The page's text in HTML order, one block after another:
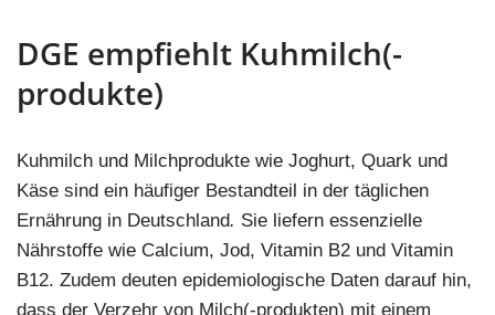
DGE empfiehlt Kuhmilch(-
produkte)
Kuhmilch und Milchprodukte wie Joghurt, Quark und
Käse sind ein häufiger Bestandteil in der täglichen
Ernährung in Deutschland. Sie liefern essenzielle
Nährstoffe wie Calcium, Jod, Vitamin B2 und Vitamin
B12. Zudem deuten epidemiologische Daten darauf hin,
dass der Verzehr von Milch(-produkten) mit einem